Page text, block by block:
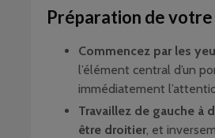
Préparation de
Commencez par les
l’élément central d’un
immédiatement
Travaillez de gauche à
être droitier, et